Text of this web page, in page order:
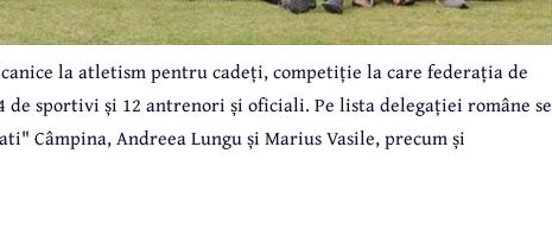
la atletism pentru cadeți, competiție la care federația de
sportivi și 12 antrenori și oficiali. Pe lista delegației române se
Câmpina, Andreea Lungu și Marius Vasile, precum și